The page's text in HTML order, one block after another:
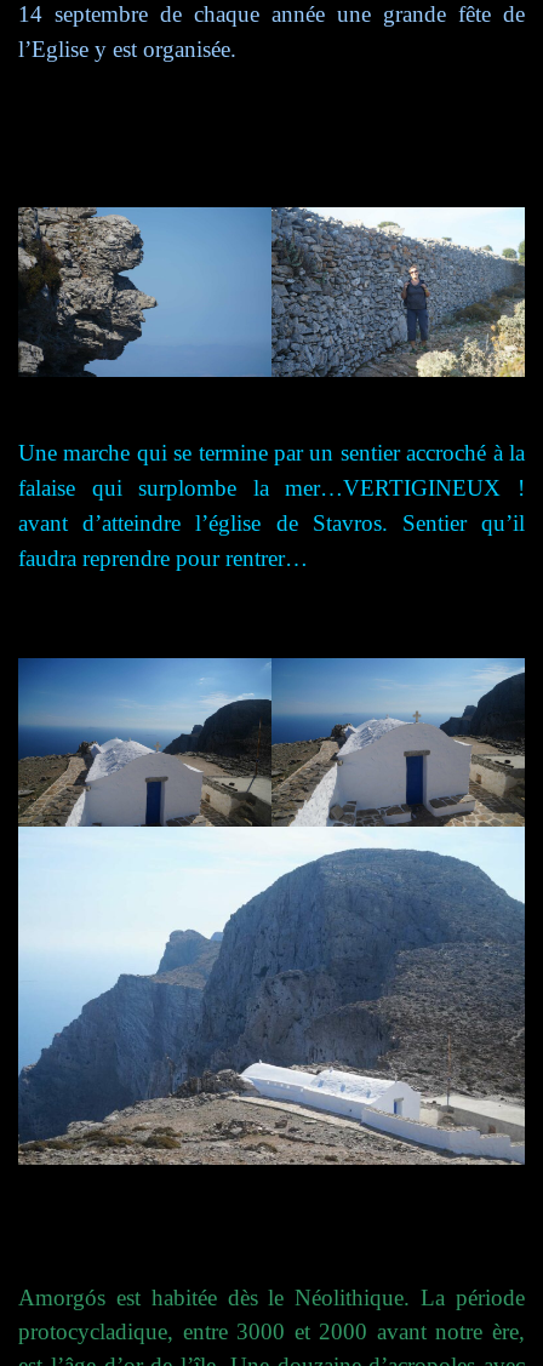
14 septembre de chaque année une grande fête de
l’Eglise y est organisée.
Une marche qui se termine par un sentier accroché à la
falaise qui surplombe la mer…VERTIGINEUX !
avant d’atteindre l’église de Stavros. Sentier qu’il
faudra reprendre pour rentrer…
Amorgós est habitée dès le Néolithique. La période
protocycladique, entre 3000 et 2000 avant notre ère,